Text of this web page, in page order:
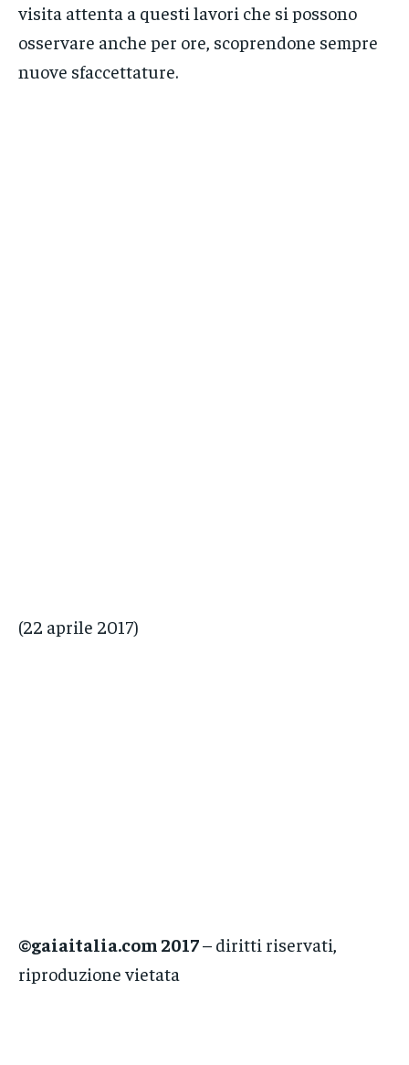
visita attenta a questi lavori che si possono
osservare anche per ore, scoprendone sempre
nuove sfaccettature.
(22 aprile 2017)
©gaiaitalia.com 2017– diritti riservati,
riproduzione vietata